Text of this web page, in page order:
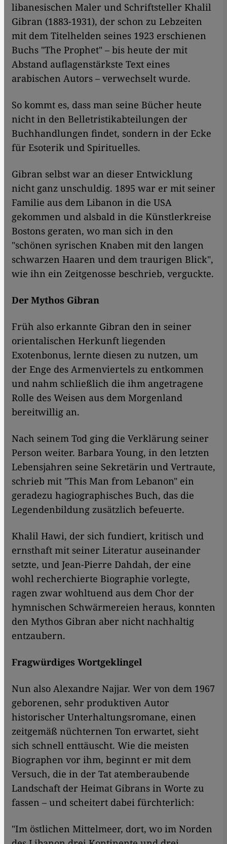
libanesischen Maler und Schriftsteller Khalil
Gibran (1883-1931), der schon zu Lebzeiten
mit dem Titelhelden seines 1923 erschienen
Buchs "The Prophet" – bis heute der mit
Abstand auflagenstärkste Text eines
arabischen Autors – verwechselt wurde.
So kommt es, dass man seine Bücher heute
nicht in den Belletristikabteilungen der
Buchhandlungen findet, sondern in der Ecke
für Esoterik und Spirituelles.
Gibran selbst war an dieser Entwicklung
nicht ganz unschuldig. 1895 war er mit seiner
Familie aus dem Libanon in die USA
gekommen und alsbald in die Künstlerkreise
Bostons geraten, wo man sich in den
"schönen syrischen Knaben mit den langen
schwarzen Haaren und dem traurigen Blick",
wie ihn ein Zeitgenosse beschrieb, verguckte.
Der Mythos Gibran
Früh also erkannte Gibran den in seiner
orientalischen Herkunft liegenden
Exotenbonus, lernte diesen zu nutzen, um
der Enge des Armenviertels zu entkommen
und nahm schließlich die ihm angetragene
Rolle des Weisen aus dem Morgenland
bereitwillig an.
Nach seinem Tod ging die Verklärung seiner
Person weiter. Barbara Young, in den letzten
Lebensjahren seine Sekretärin und Vertraute,
schrieb mit "This Man from Lebanon" ein
geradezu hagiographisches Buch, das die
Legendenbildung zusätzlich befeuerte.
Khalil Hawi, der sich fundiert, kritisch und
ernsthaft mit seiner Literatur auseinander
setzte, und Jean-Pierre Dahdah, der eine
wohl recherchierte Biographie vorlegte,
ragen zwar wohltuend aus dem Chor der
hymnischen Schwärmereien heraus, konnten
den Mythos Gibran aber nicht nachhaltig
entzaubern.
Fragwürdiges Wortgeklingel
Nun also Alexandre Najjar. Wer von dem 1967
geborenen, sehr produktiven Autor
historischer Unterhaltungsromane, einen
zeitgemäß nüchternen Ton erwartet, sieht
sich schnell enttäuscht. Wie die meisten
Biographen vor ihm, beginnt er mit dem
Versuch, die in der Tat atemberaubende
Landschaft der Heimat Gibrans in Worte zu
fassen – und scheitert dabei fürchterlich:
"Im östlichen Mittelmeer, dort, wo im Norden